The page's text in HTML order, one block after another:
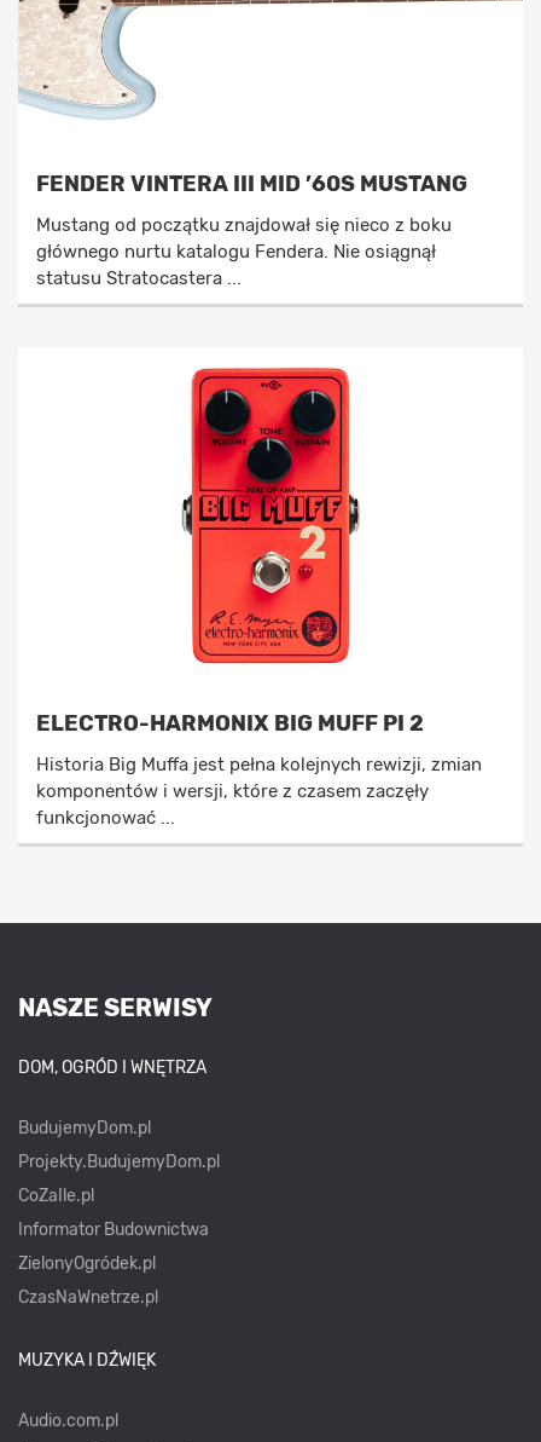
FENDER VINTERA III MID ’60S MUSTANG
Mustang od początku znajdował się nieco z boku
głównego nurtu katalogu Fendera. Nie osiągnął
statusu Stratocastera ...
ELECTRO-HARMONIX BIG MUFF PI 2
Historia Big Muffa jest pełna kolejnych rewizji, zmian
komponentów i wersji, które z czasem zaczęły
funkcjonować ...
NASZE SERWISY
DOM, OGRÓD I WNĘTRZA
BudujemyDom.pl
Projekty.BudujemyDom.pl
CoZaIle.pl
Informator Budownictwa
ZielonyOgródek.pl
CzasNaWnetrze.pl
MUZYKA I DŹWIĘK
Audio.com.pl